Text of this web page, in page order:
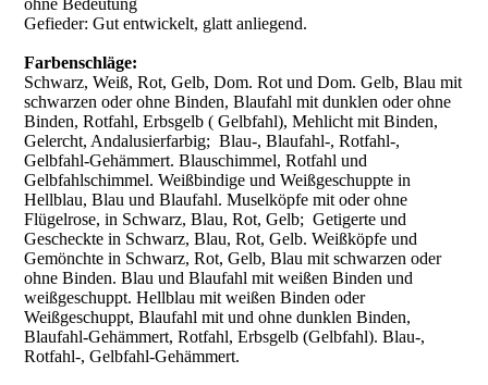
ohne Bedeutung
Gefieder: Gut entwickelt, glatt anliegend.
Farbenschläge:
Schwarz, Weiß, Rot, Gelb, Dom. Rot und Dom. Gelb, Blau mit
schwarzen oder ohne Binden, Blaufahl mit dunklen oder ohne
Binden, Rotfahl, Erbsgelb ( Gelbfahl), Mehlicht mit Binden,
Gelercht, Andalusierfarbig; Blau-, Blaufahl-, Rotfahl-,
Gelbfahl-Gehämmert. Blauschimmel, Rotfahl und
Gelbfahlschimmel. Weißbindige und Weißgeschuppte in
Hellblau, Blau und Blaufahl. Muselköpfe mit oder ohne
Flügelrose, in Schwarz, Blau, Rot, Gelb; Getigerte und
Gescheckte in Schwarz, Blau, Rot, Gelb. Weißköpfe und
Gemönchte in Schwarz, Rot, Gelb, Blau mit schwarzen oder
ohne Binden. Blau und Blaufahl mit weißen Binden und
weißgeschuppt. Hellblau mit weißen Binden oder
Weißgeschuppt, Blaufahl mit und ohne dunklen Binden,
Blaufahl-Gehämmert, Rotfahl, Erbsgelb (Gelbfahl). Blau-,
Rotfahl-, Gelbfahl-Gehämmert.